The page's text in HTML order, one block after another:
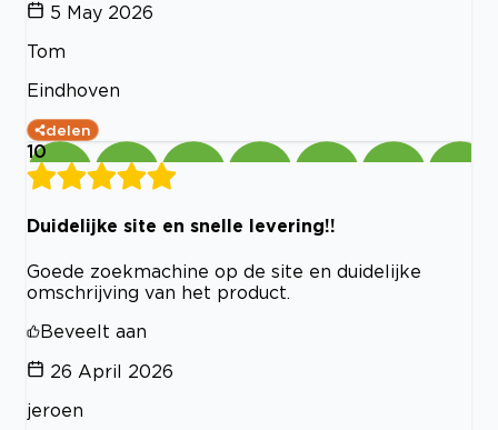
5 May 2026
Tom
Eindhoven
delen
10
Duidelijke site en snelle levering!!
Goede zoekmachine op de site en duidelijke
omschrijving van het product.
Beveelt aan
26 April 2026
jeroen